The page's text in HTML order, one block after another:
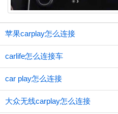
苹果carplay怎么连接
carlife怎么连接车
car play怎么连接
大众无线carplay怎么连接